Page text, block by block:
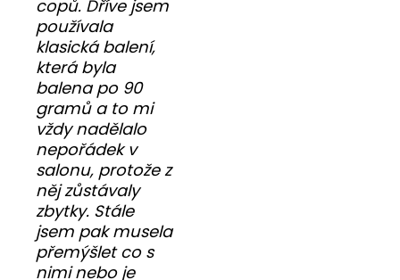
copů. Dříve jsem
používala
klasická balení,
která byla
balena po 90
gramů a to mi
vždy nadělalo
nepořádek v
salonu, protože z
něj zůstávaly
zbytky. Stále
jsem pak musela
přemýšlet co s
nimi nebo je